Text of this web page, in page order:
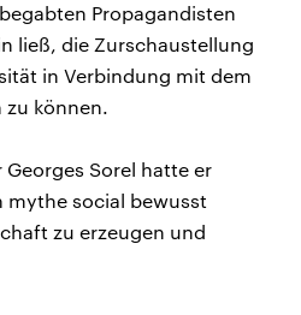
Propagandisten
ließ, die Zurschaustellung
in Verbindung mit dem
zu können.
Sorel hatte er
mythe social bewusst
zu erzeugen und